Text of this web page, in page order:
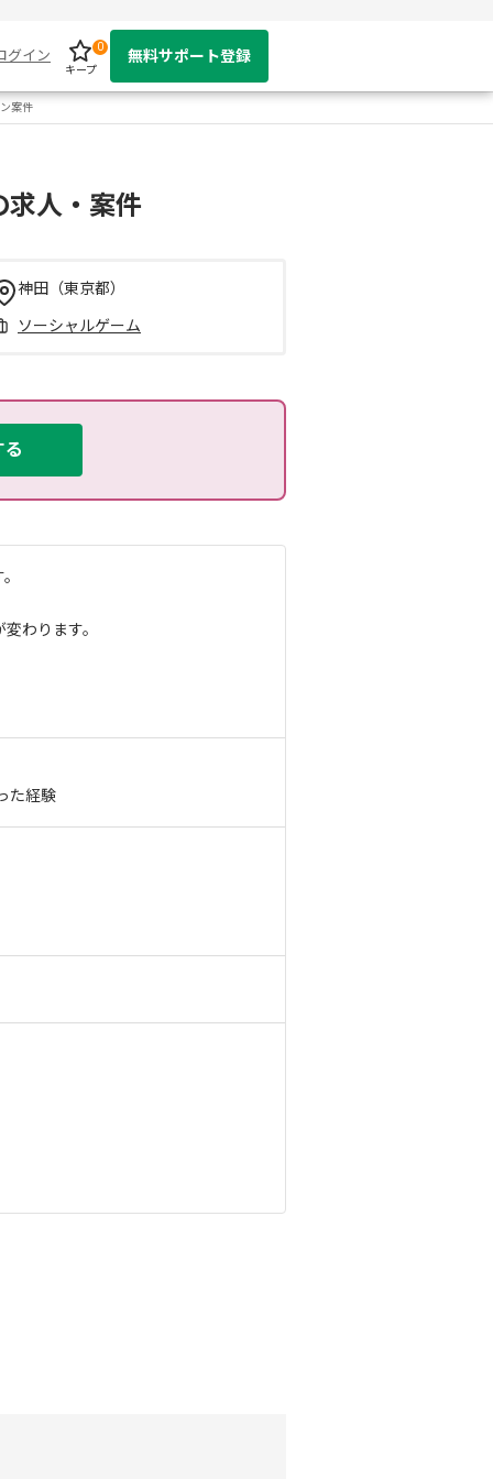
グイン
キープ
0
無料サポート登録
案件
求人・案件
神田（東京都）
ソーシャルゲーム
る
わります。
た経験